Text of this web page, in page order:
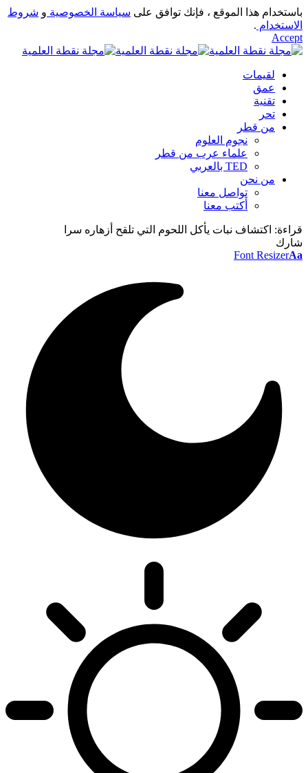
باستخدام هذا الموقع ، فإنك توافق على سياسة الخصوصية و شروط
الاستخدام .
Accept
لقيمات
عمق
تقنية
تحر
من قطر
نجوم العلوم
علماء عرب من قطر
TED بالعربي
من نحن
تواصل معنا
أكتب معنا
قراءة: اكتشاف نبات يأكل اللحوم التي تلقح أزهاره سرا
شارك
Font ResizerAa